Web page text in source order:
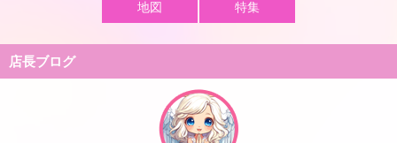
地図 特集
店長ブログ